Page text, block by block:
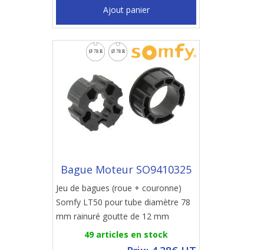
Ajout panier
Bague Moteur SO9410325
Jeu de bagues (roue + couronne)
Somfy LT50 pour tube diamètre 78
mm rainuré goutte de 12 mm
49 articles en stock